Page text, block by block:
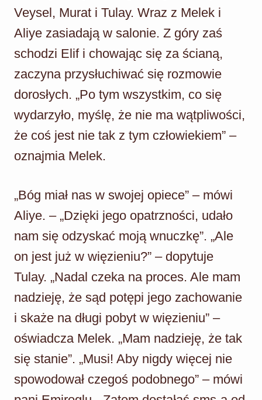
Veysel, Murat i Tulay. Wraz z Melek i
Aliye zasiadają w salonie. Z góry zaś
schodzi Elif i chowając się za ścianą,
zaczyna przysłuchiwać się rozmowie
dorosłych. „Po tym wszystkim, co się
wydarzyło, myślę, że nie ma wątpliwości,
że coś jest nie tak z tym człowiekiem” –
oznajmia Melek.
„Bóg miał nas w swojej opiece” – mówi
Aliye. – „Dzięki jego opatrzności, udało
nam się odzyskać moją wnuczkę”. „Ale
on jest już w więzieniu?” – dopytuje
Tulay. „Nadal czeka na proces. Ale mam
nadzieję, że sąd potępi jego zachowanie
i skaże na długi pobyt w więzieniu” –
oświadcza Melek. „Mam nadzieję, że tak
się stanie”. „Musi! Aby nigdy więcej nie
spowodował czegoś podobnego” – mówi